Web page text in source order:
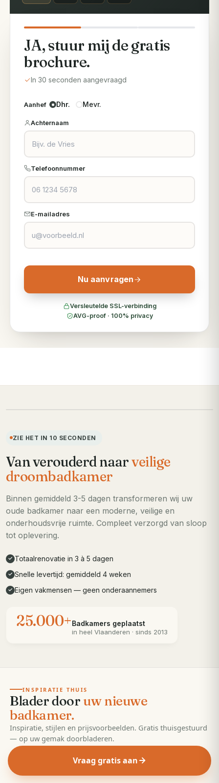
JA, stuur mij de gratis
brochure.
In 30 seconden aangevraagd
Aanhef Dhr. Mevr.
Achternaam
Telefoonnummer
E-mailadres
Nu aanvragen
Versleutelde SSL-verbinding
AVG-proof · 100% privacy
ZIE HET IN 10 SECONDEN
Van verouderd naarveilige
droombadkamer
Binnen gemiddeld 3-5 dagen transformeren wij uw
oude badkamer naar een moderne, veilige en
onderhoudsvrije ruimte. Compleet verzorgd van sloop
tot oplevering.
✓ Totaalrenovatie in 3 à 5 dagen
✓ Snelle levertijd: gemiddeld 4 weken
✓ Eigen vakmensen — geen onderaannemers
25.000+Badkamers geplaatst
in heel Vlaanderen · sinds 2013
EDITIE2026· 55 pagina's
INSPIRATIE THUIS
Blader door uw nieuwe
badkamer.
Inspiratie, stijlen en prijsvoorbeelden. Gratis thuisgestuurd
— op uw gemak doorbladeren.
Vraag gratis aan